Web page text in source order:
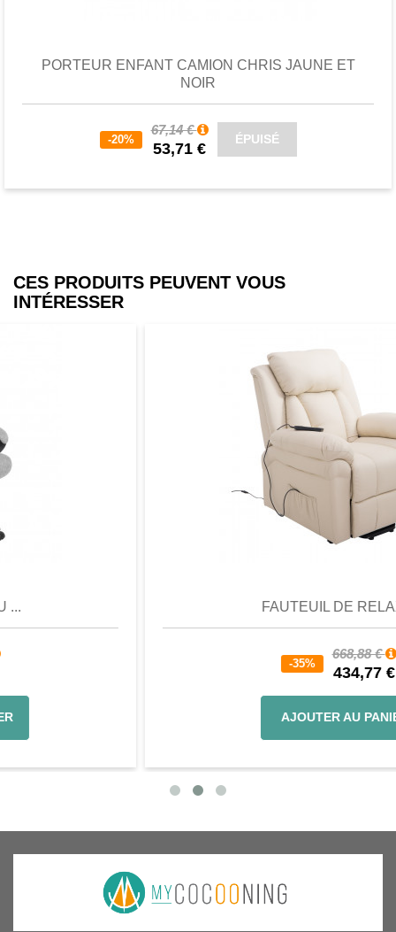
PORTEUR ENFANT CAMION CHRIS JAUNE ET
NOIR
-20%
67,14 €
53,71 €
ÉPUISÉ
CES PRODUITS PEUVENT VOUS
INTÉRESSER
FAUTEUIL DE RELAX...
Comparer